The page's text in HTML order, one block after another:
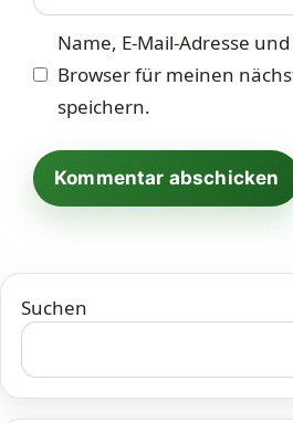
Name, E-Mail-Adresse
Browser für meinen
speichern.
Suchen